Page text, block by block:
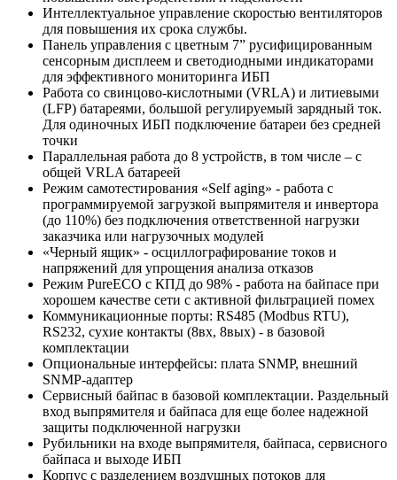
Интеллектуальное управление скоростью вентиляторов
для повышения их срока службы.
Панель управления с цветным 7” русифицированным
сенсорным дисплеем и светодиодными индикаторами
для эффективного мониторинга ИБП
Работа со свинцово-кислотными (VRLA) и литиевыми
(LFP) батареями, большой регулируемый зарядный ток.
Для одиночных ИБП подключение батареи без средней
точки
Параллельная работа до 8 устройств, в том числе – с
общей VRLA батареей
Режим самотестирования «Self aging» - работа с
программируемой загрузкой выпрямителя и инвертора
(до 110%) без подключения ответственной нагрузки
заказчика или нагрузочных модулей
«Черный ящик» - осциллографирование токов и
напряжений для упрощения анализа отказов
Режим PureECO с КПД до 98% - работа на байпасе при
хорошем качестве сети с активной фильтрацией помех
Коммуникационные порты: RS485 (Modbus RTU),
RS232, сухие контакты (8вх, 8вых) - в базовой
комплектации
Опциональные интерфейсы: плата SNMP, внешний
SNMP-адаптер
Сервисный байпас в базовой комплектации. Раздельный
вход выпрямителя и байпаса для еще более надежной
защиты подключенной нагрузки
Рубильники на входе выпрямителя, байпаса, сервисного
байпаса и выходе ИБП
Корпус с разделением воздушных потоков для